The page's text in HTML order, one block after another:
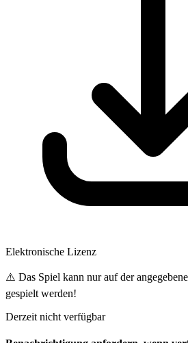
Elektronische Lizenz
⚠️ Das Spiel kann nur auf der
gespielt werden!
Derzeit nicht verfügbar